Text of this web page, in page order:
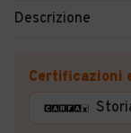
Descrizione
Certificazioni